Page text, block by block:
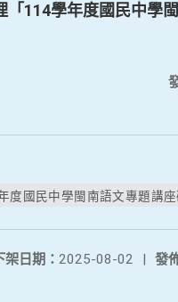
114學年度國民中學
度國民中學閩南語文專題講
發
架日期： 2025-08-02 |